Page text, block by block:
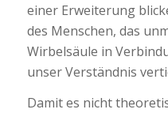
einer Erweiterung
des Menschen, das
Wirbelsäule in
unser Verständnis
Damit es nicht